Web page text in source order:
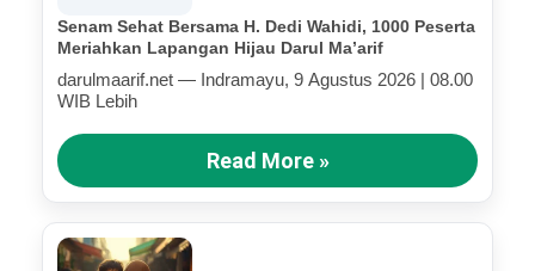
Senam Sehat Bersama H. Dedi Wahidi, 1000 Peserta
Meriahkan Lapangan Hijau Darul Ma’arif
darulmaarif.net — Indramayu, 9 Agustus 2026 | 08.00
WIB Lebih
Read More »